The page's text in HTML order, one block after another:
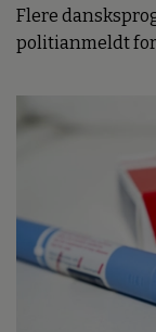
Flere
politianmeldt